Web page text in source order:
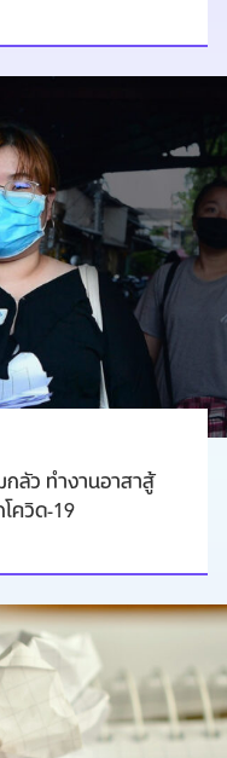
กลัว ทำงานอาสาสู้
ควิด-19